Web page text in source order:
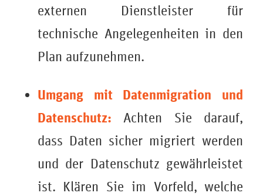
externen Dienstleister für
technische Angelegenheiten in den
Plan aufzunehmen.
Umgang mit Datenmigration und
Datenschutz: Achten Sie darauf,
dass Daten sicher migriert werden
und der Datenschutz gewährleistet
ist. Klären Sie im Vorfeld, welche